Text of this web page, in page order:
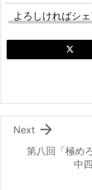
よろしければシ
第八回「極め
中

Next